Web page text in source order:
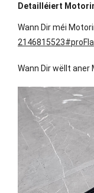
Detailléiert
Wann Dir méi
Wann Dir wëllt aner